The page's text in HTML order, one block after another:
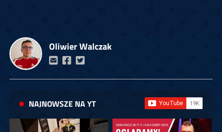
Oliwier Walczak
NAJNOWSZE NA YT